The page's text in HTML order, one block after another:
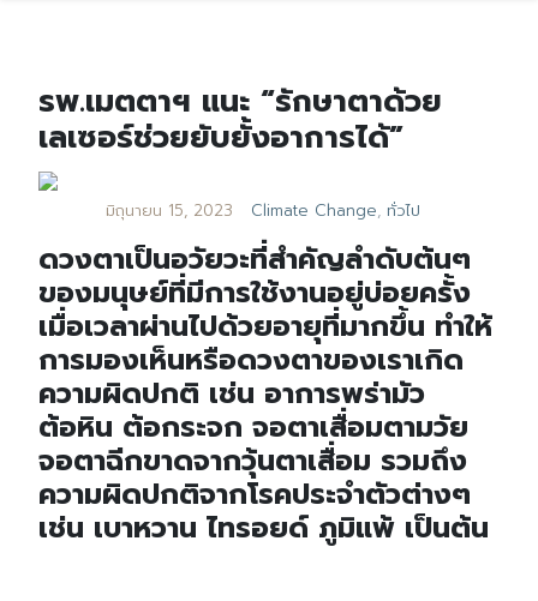
รพ.เมตตาฯ แนะ “รักษาตาด้วย
เลเซอร์ช่วยยับยั้งอาการได้”
มิถุนายน 15, 2023 Climate Change, ทั่วไป
ดวงตาเป็นอวัยวะที่สำคัญลำดับต้นๆ
ของมนุษย์ที่มีการใช้งานอยู่บ่อยครั้ง
เมื่อเวลาผ่านไปด้วยอายุที่มากขึ้น ทำให้
การมองเห็นหรือดวงตาของเราเกิด
ความผิดปกติ เช่น อาการพร่ามัว
ต้อหิน ต้อกระจก จอตาเสื่อมตามวัย
จอตาฉีกขาดจากวุ้นตาเสื่อม รวมถึง
ความผิดปกติจากโรคประจำตัวต่างๆ
เช่น เบาหวาน ไทรอยด์ ภูมิแพ้ เป็นต้น